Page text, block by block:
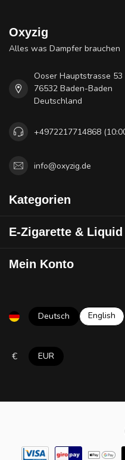
Oxyzig
Alles was Dampfer brauchen
Ooser Hauptstrasse 53
76532 Baden-Baden
Deutschland
+4972217714868
info@oxyzig.de
Kategorien
E-Zigarette &
Mein Konto
Deutsch English
€ EUR